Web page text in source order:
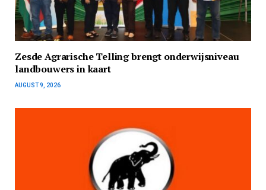
Zesde Agrarische Telling brengt onderwijsniveau
landbouwers in kaart
AUGUST 9, 2026